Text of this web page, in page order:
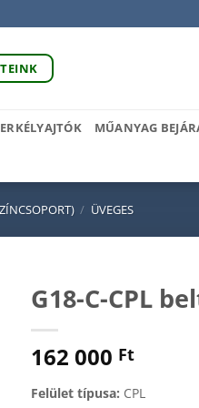
MŰANYAG
/ ÜVEGES
G18-C-CPL
162 000 Ft
Felület típusa: CPL